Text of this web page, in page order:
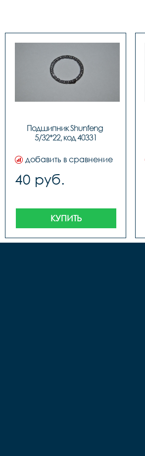
Подшипник Shunfeng
5/32*22, код 40331
добавить в сравнение
40 руб.
КУПИТЬ